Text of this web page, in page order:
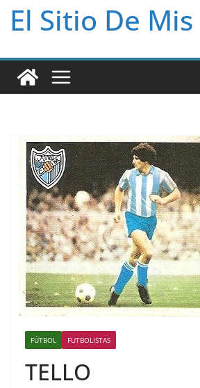
El Sitio De
FÚTBOL FUTBOLISTAS
TELLO